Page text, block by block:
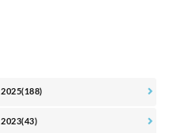
2025(188)
2023(43)